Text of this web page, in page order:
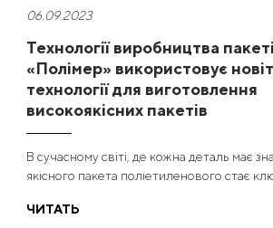
06.09.2023
Технології виробництва
«Полімер» використовує
технології для виготовлення
високоякісних пакетів
В сучасному світі, де кожна деталь має
якісного пакета поліетиленового стає
ЧИТАТЬ